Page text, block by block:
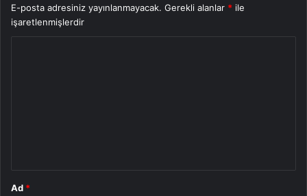
E-posta adresiniz yayınlanmayacak. Gerekli alanlar * ile
işaretlenmişlerdir
Ad *